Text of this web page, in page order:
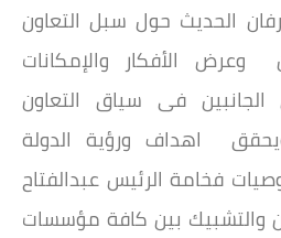
الحديث حول سبل التعاون
وعرض الأفكار والإمكانات
الجانبين فى سياق التعاون
اهداف ورؤية الدولة
فخامة الرئيس عبدالفتاح
والتشبيك بين كافة مؤسسات